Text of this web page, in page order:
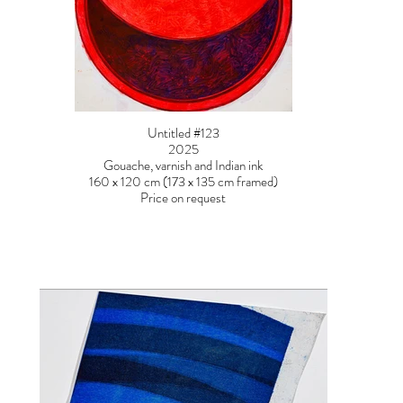
Untitled #123
2025
Gouache, varnish and Indian ink
160 x 120 cm (173 x 135 cm framed)
Price on request